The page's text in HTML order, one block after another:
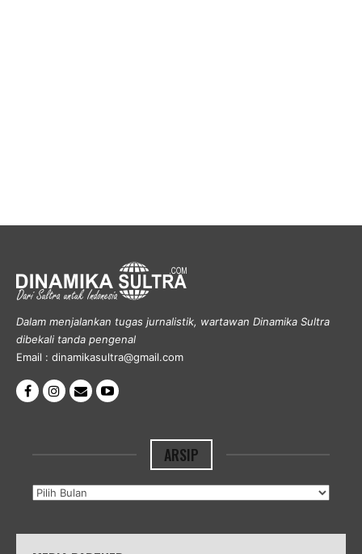
Dalam menjalankan tugas jurnalistik, wartawan Dinamika Sultra
dibekali tanda pengenal
Email : dinamikasultra@gmail.com
ARSIP
Arsip